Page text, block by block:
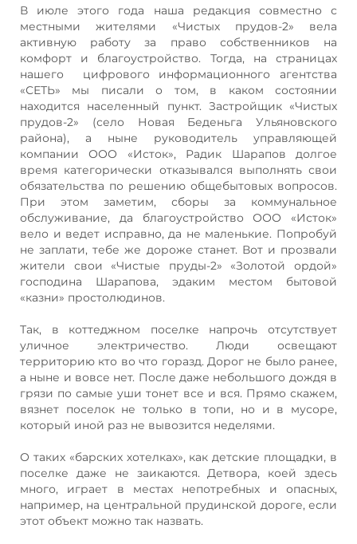
В июле этого года наша редакция совместно с
местными жителями «Чистых прудов-2» вела
активную работу за право собственников на
комфорт и благоустройство. Тогда, на страницах
нашего цифрового информационного агентства
«СЕТЬ» мы писали о том, в каком состоянии
находится населенный пункт. Застройщик «Чистых
прудов-2» (село Новая Беденьга Ульяновского
района), а ныне руководитель управляющей
компании ООО «Исток», Радик Шарапов долгое
время категорически отказывался выполнять свои
обязательства по решению общебытовых вопросов.
При этом заметим, сборы за коммунальное
обслуживание, да благоустройство ООО «Исток»
вело и ведет исправно, да не маленькие. Попробуй
не заплати, тебе же дороже станет. Вот и прозвали
жители свои «Чистые пруды-2» «Золотой ордой»
господина Шарапова, эдаким местом бытовой
«казни» простолюдинов.
Так, в коттеджном поселке напрочь отсутствует
уличное электричество. Люди освещают
территорию кто во что горазд. Дорог не было ранее,
а ныне и вовсе нет. После даже небольшого дождя в
грязи по самые уши тонет все и вся. Прямо скажем,
вязнет поселок не только в топи, но и в мусоре,
который иной раз не вывозится неделями.
О таких «барских хотелках», как детские площадки, в
поселке даже не заикаются. Детвора, коей здесь
много, играет в местах непотребных и опасных,
например, на центральной прудинской дороге, если
этот объект можно так назвать.